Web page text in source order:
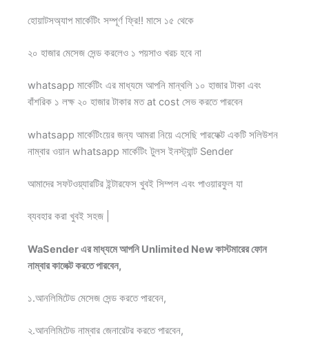
হোয়াটসঅ্যাপ মার্কেটিং সম্পূর্ণ ফ্রি!! মাসে ১৫ থেকে
২০ হাজার মেসেজ সেন্ড করলেও ১ পয়সাও খরচ হবে না
whatsapp মার্কেটিং এর মাধ্যমে আপনি মান্থলি ১০ হাজার টাকা এবং
বাঁশরিক ১ লক্ষ ২০ হাজার টাকার মত at cost সেভ করতে পারবেন
whatsapp মার্কেটিংয়ের জন্য আমরা নিয়ে এসেছি পারফেক্ট একটি সলিউশন
নাম্বার ওয়ান whatsapp মার্কেটিং টুলস ইনস্ট্যান্ট Sender
আমাদের সফটওয়্যারটির ইন্টারফেস খুবই সিম্পল এবং পাওয়ারফুল যা
ব্যবহার করা খুবই সহজ |
WaSender এর মাধ্যমে আপনি Unlimited New কাস্টমারের ফোন
নাম্বার কালেক্ট করতে পারবেন,
১.আনলিমিটেড মেসেজ সেন্ড করতে পারবেন,
২.আনলিমিটেড নাম্বার জেনারেটর করতে পারবেন,